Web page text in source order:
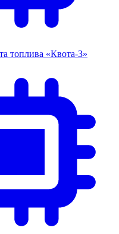
топлива «Квота-3»